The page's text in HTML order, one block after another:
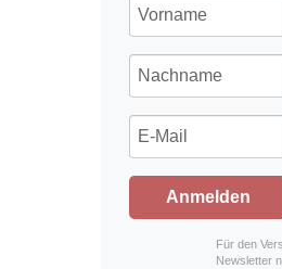
Anmelden
Für den
Newsletter